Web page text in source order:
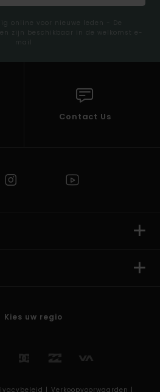
online voor nieuwe leden - De
zijn beschikbaar in de welkomst e-
mail
Contact Us
Kies uw regio
| Verkoopvoorwaarden |